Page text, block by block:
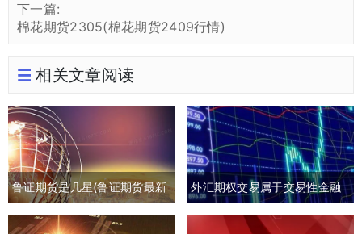
下一篇:
棉花期货2305(棉花期货2409行情)
相关文章阅读
鲁证期货是几星(鲁证期货最新
消息)
外汇期权交易属于交易性金融
负债吗(外汇期权交易是指交易